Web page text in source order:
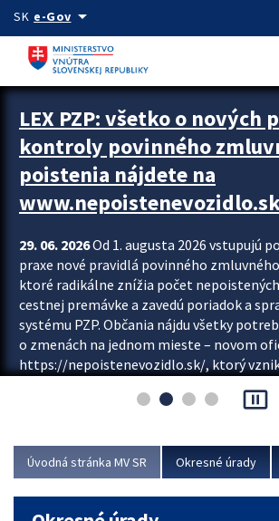
Preskocit na hlavný obsah
SK e-Govarrow_drop_down
Zastavit automatický posun upútavok
LEX PZP: všetko o nových
kontroly povinného
poistenia nájdete na
29. 06. 2026Od 1. augusta 2026 vstupujú
praxe nové pravidlá povinného
ktoré radikálne znížia počet
cestnej premávke a zavedú poriadok a
systému PZP. Občania nájdu všetky
o zmenách na jednom mieste – novom
https://nepoistenevozidlo.sk/, ktorý
asociácie poisťovní (SLASPO) a
Viac
pause_presentation
Úvodná stránka MV SR Okresné úrady